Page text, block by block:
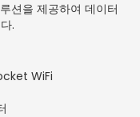
션을 제공하여 데이터
.
WiFi